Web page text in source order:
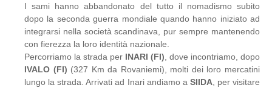
I sami hanno abbandonato del tutto il nomadismo subito
dopo la seconda guerra mondiale quando hanno iniziato ad
integrarsi nella società scandinava, pur sempre mantenendo
con fierezza la loro identità nazionale.
Percorriamo la strada per INARI (FI) , dove incontriamo, dopo
IVALO (FI) (327 Km da Rovaniemi), molti dei loro mercatini
lungo la strada. Arrivati ad Inari andiamo a SIIDA, per visitare